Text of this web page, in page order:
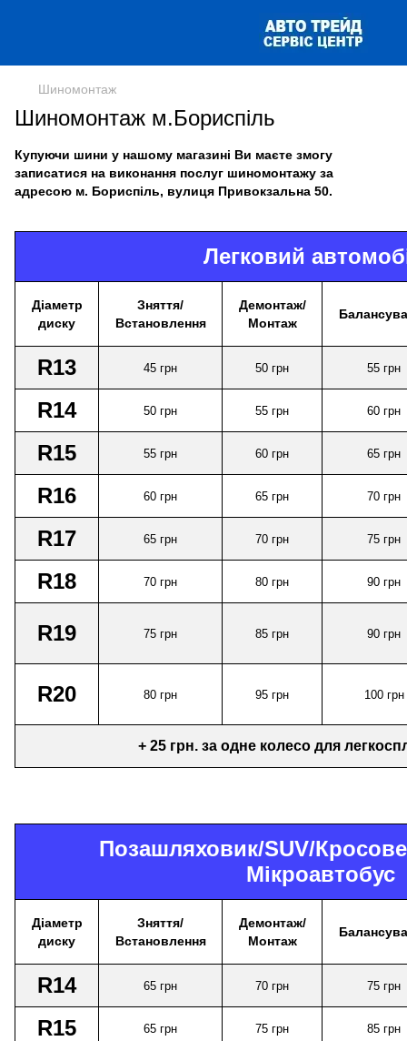
Шиномонтаж
Шиномонтаж м.Бориспіль
Купуючи шини у нашому магазині Ви маєте змогу
записатися на виконання послуг шиномонтажу за
адресою м. Бориспіль, вулиця Привокзальна 50.
Легковий
Діаметр
диску
Зняття/
Встановлення
Демонтаж/
Монтаж
R13 45 грн 50 грн 55 грн
R14 50 грн 55 грн 60 грн
R15 55 грн 60 грн 65 грн
R16 60 грн 65 грн 70 грн
R17 65 грн 70 грн 75 грн
R18 70 грн 80 грн 90 грн
R19 75 грн 85 грн 90 грн
R20 80 грн 95 грн 100 грн
+ 25 грн. за одне колесо для
Позашляховик/SUV/
Мікроавтобус
Діаметр
диску
Зняття/
Встановлення
Демонтаж/
Монтаж
R14 65 грн 70 грн 75 грн
R15 65 грн 75 грн 85 грн